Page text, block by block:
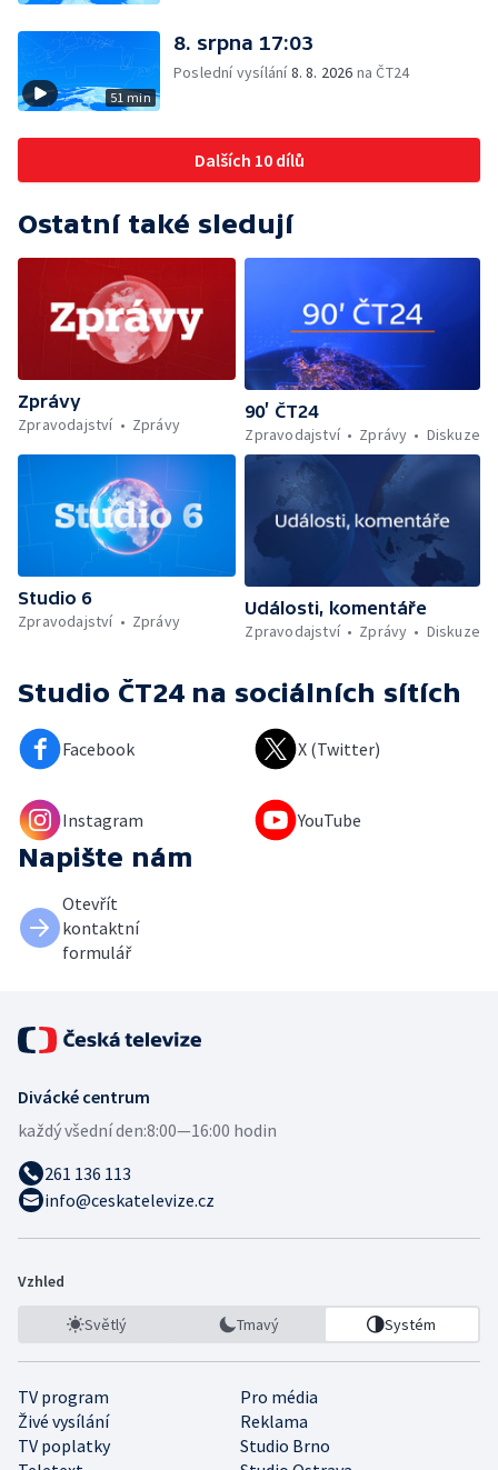
51 min
8. srpna 17:03
Poslední vysílání8. 8. 2026 na ČT24
Dalších 10 dílů
Ostatní také sledují
Zprávy
Zpravodajství
Zprávy
90’ ČT24
Zpravodajství
Zprávy Diskuze
Studio 6
Zpravodajství
Zprávy
Události, komentáře
Zpravodajství
Zprávy Diskuze
Studio ČT24 na sociálních sítích
Facebook X (Twitter)
Instagram YouTube
Napište nám
Otevřít
kontaktní
formulář
Divácké centrum
každý všední den:8:00—16:00 hodin
261 136 113
info@ceskatelevize.cz
Vzhled
Světlý Tmavý Systém
TV program
Pro média
Živé vysílání
Reklama
TV poplatky
Studio Brno